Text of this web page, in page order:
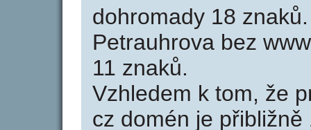
dohromady 18
Petrauhrova bez
11 znaků.
Vzhledem k tom, že
cz domén je